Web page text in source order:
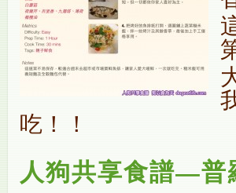
吃！！
人狗共享食譜—普